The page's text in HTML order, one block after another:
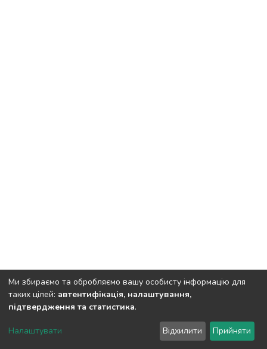
DSpace software copyright © 2002-2026 LYRASIS
Send Feedback
Ми збираємо та обробляємо вашу особисту інформацію для
таких цілей: автентифікація, налаштування,
підтвердження та статистика.
Налаштувати Відхилити Прийняти